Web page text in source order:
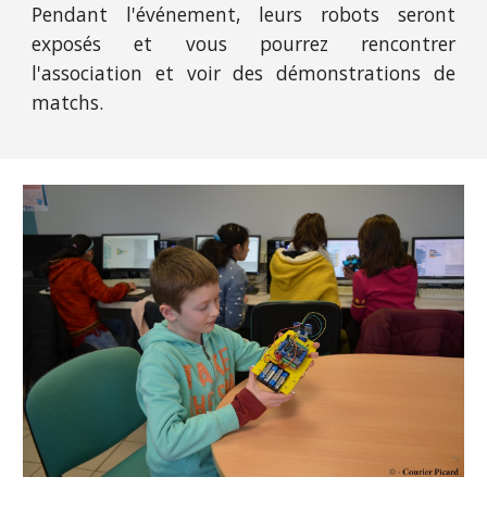
Pendant l'événement, leurs robots seront
exposés et vous pourrez rencontrer
l'association et voir des démonstrations de
matchs.